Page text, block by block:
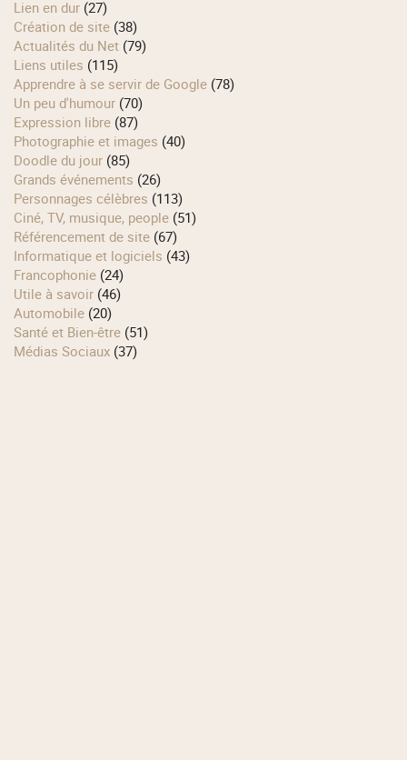
Lien en dur (27)
Création de site (38)
Actualités du Net (79)
Liens utiles (115)
Apprendre à se servir de Google (78)
Un peu d'humour (70)
Expression libre (87)
Photographie et images (40)
Doodle du jour (85)
Grands événements (26)
Personnages célèbres (113)
Ciné, TV, musique, people (51)
Référencement de site (67)
Informatique et logiciels (43)
Francophonie (24)
Utile à savoir (46)
Automobile (20)
Santé et Bien-être (51)
Médias Sociaux (37)